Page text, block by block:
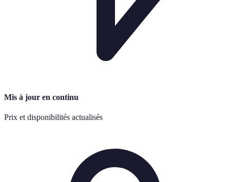
Mis à jour en continu
Prix et disponibilités actualisés